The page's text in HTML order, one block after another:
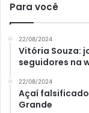
Para você
22/08/2024
Vitória Souza:
seguidores na
22/08/2024
Açaí
Grande